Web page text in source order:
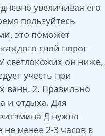
увеличивая его
пользуйтесь
это поможет
свой порог
светлокожих он ниже,
учесть при
ванн. 2. Правильно
и отдыха. Для
Д нужно
не менее 2-3 часов в